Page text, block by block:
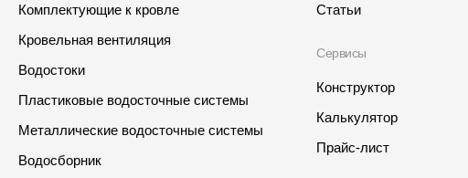
Комплектующие к кровле
Кровельная вентиляция
Водостоки
Пластиковые водосточные системы
Металлические водосточные системы
Водосборник
Статьи
Сервисы
Конструктор
Калькулятор
Прайс-лист